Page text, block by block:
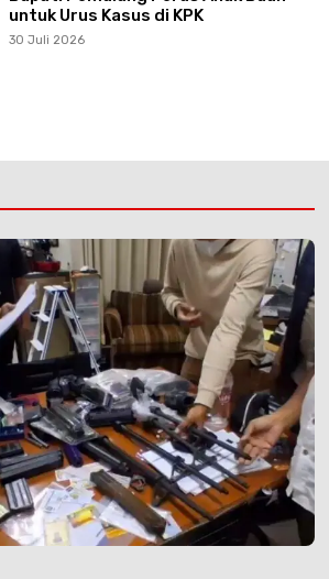
untuk Urus Kasus di KPK
30 Juli 2026